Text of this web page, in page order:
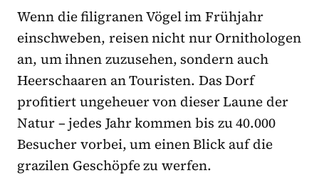
Wenn die filigranen Vögel im Frühjahr
einschweben, reisen nicht nur Ornithologen
an, um ihnen zuzusehen, sondern auch
Heerschaaren an Touristen. Das Dorf
profitiert ungeheuer von dieser Laune der
Natur – jedes Jahr kommen bis zu 40.000
Besucher vorbei, um einen Blick auf die
grazilen Geschöpfe zu werfen.